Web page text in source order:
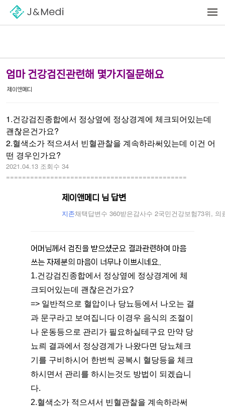
엄마 건강검진관련해 몇가지질문해요
제이앤메디
1.건강검진종합에서 정상옆에 정상경계에 체크되어있는데
괜찮은건가요?
2.혈색소가 적으셔서 빈혈관찰을 계속하라써있는데 이건 어
떤 경우인가요?
2021.04.13 조회수 34
=============================================
제이앤메디 님 답변
지존채택답변수 360받은감사수 2국민건강보험73위,
어머님께서 검진을 받으셨군요 결과관련하여 마음
쓰는 자제분의 마음이 너무나 이쁘시네요..
1.건강검진종합에서 정상옆에 정상경계에 체
크되어있는데 괜찮은건가요?
=> 일반적으로 혈압이나 당뇨등에서 나오는 결
과 문구라고 보여집니다 이경우 음식의 조절이
나 운동등으로 관리가 필요하실테구요 만약 당
뇨릐 결과에서 정상경계가 나왔다면 당뇨체크
기를 구비하시어 한번씩 공복시 혈당등을 체크
하시면서 관리를 하시는것도 방법이 되겠습니
다.
2.혈색소가 적으셔서 빈혈관찰을 계속하라써